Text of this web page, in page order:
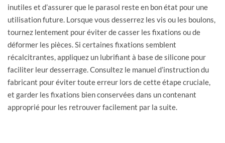
inutiles et d’assurer que le parasol reste en bon état pour une
utilisation future. Lorsque vous desserrez les vis ou les boulons,
tournez lentement pour éviter de casser les fixations ou de
déformer les pièces. Si certaines fixations semblent
récalcitrantes, appliquez un lubrifiant à base de silicone pour
faciliter leur desserrage. Consultez le manuel d’instruction du
fabricant pour éviter toute erreur lors de cette étape cruciale,
et garder les fixations bien conservées dans un contenant
approprié pour les retrouver facilement par la suite.